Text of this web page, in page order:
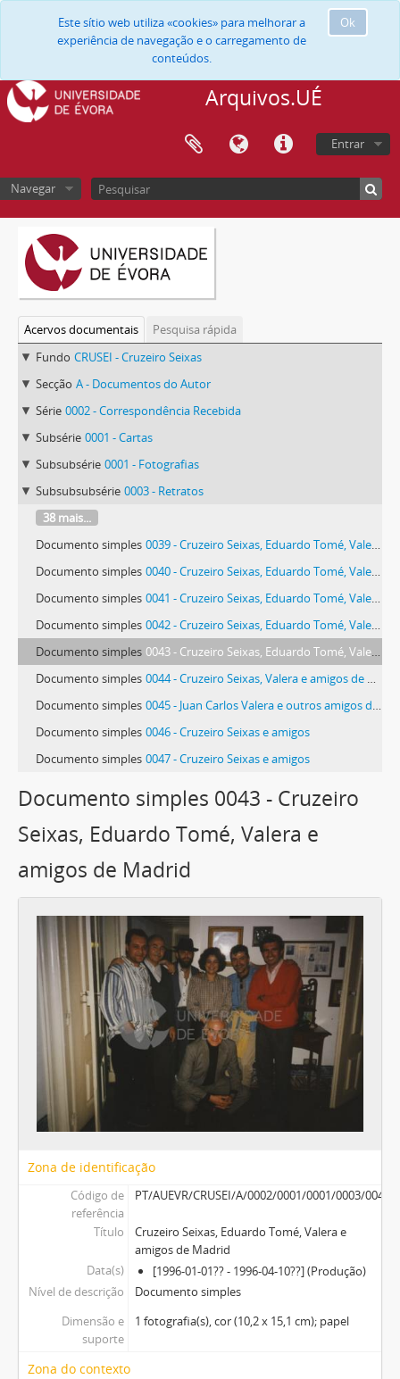
Ok
Este sítio web utiliza «cookies» para melhorar a
experiência de navegação e o carregamento de
conteúdos.
Arquivos.UÉ
Entrar
Navegar
Acervos documentais
Pesquisa rápida
Fundo CRUSEI - Cruzeiro Seixas
Secção A - Documentos do Autor
Série 0002 - Correspondência Recebida
Subsérie 0001 - Cartas
Subsubsérie 0001 - Fotografias
Subsubsubsérie 0003 - Retratos
38 mais...
Documento simples 0039 - Cruzeiro Seixas, Eduardo Tomé, Valera e amigos de Madrid
Documento simples 0040 - Cruzeiro Seixas, Eduardo Tomé, Valera e amigos de Madrid
Documento simples 0041 - Cruzeiro Seixas, Eduardo Tomé, Valera e amigos de Madrid
Documento simples 0042 - Cruzeiro Seixas, Eduardo Tomé, Valera e amigos de Madrid
Documento simples 0043 - Cruzeiro Seixas, Eduardo Tomé, Valera e amigos de Madrid
Documento simples 0044 - Cruzeiro Seixas, Valera e amigos de Madrid
Documento simples 0045 - Juan Carlos Valera e outros amigos de Cruzeiro Seixas
Documento simples 0046 - Cruzeiro Seixas e amigos
Documento simples 0047 - Cruzeiro Seixas e amigos
Documento simples 0043 - Cruzeiro
Seixas, Eduardo Tomé, Valera e
amigos de Madrid
Zona de identificação
Código de
referência
PT/AUEVR/CRUSEI/A/0002/0001/0001/0003/0043
Título
Cruzeiro Seixas, Eduardo Tomé, Valera e
amigos de Madrid
Data(s)
[1996-01-01?? - 1996-04-10??] (Produção)
Nível de descrição
Documento simples
Dimensão e
suporte
1 fotografia(s), cor (10,2 x 15,1 cm); papel
Zona do contexto